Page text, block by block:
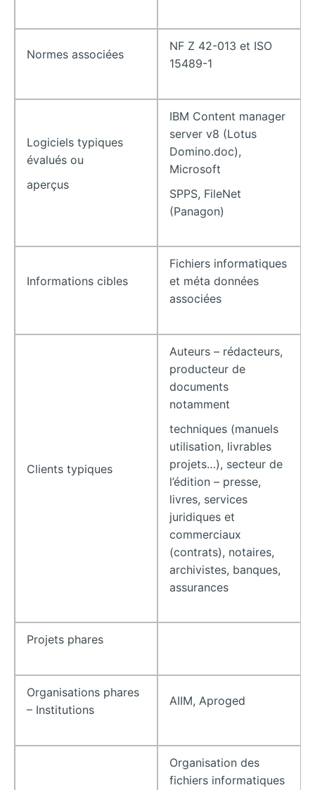
Normes associées
NF Z 42-013 et ISO
15489-1
Logiciels typiques
évalués ou
aperçus
IBM Content manager
server v8 (Lotus
Domino.doc),
Microsoft
SPPS, FileNet
(Panagon)
Informations cibles
Fichiers informatiques
et méta données
associées
Clients typiques
Auteurs – rédacteurs,
producteur de
documents
notamment
techniques (manuels
utilisation, livrables
projets…), secteur de
l’édition – presse,
livres, services
juridiques et
commerciaux
(contrats), notaires,
archivistes, banques,
assurances
Projets phares
Organisations phares
– Institutions
AIIM, Aproged
Organisation des
fichiers informatiques